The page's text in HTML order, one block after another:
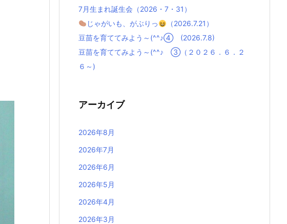
7月生まれ誕生会（2026・7・31）
じゃがいも、がぶりっ
（2026.7.21）
豆苗を育ててみよう～(^^♪④ (2026.7.8)
豆苗を育ててみよう～(^^♪ ③（２０２６．６．２
６～)
アーカイブ
2026年8月
2026年7月
2026年6月
2026年5月
2026年4月
2026年3月